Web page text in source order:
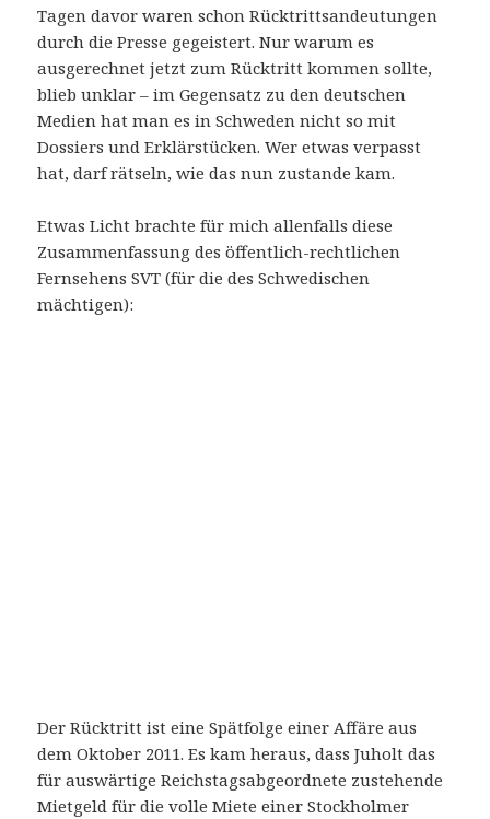
Tagen davor waren schon Rücktrittsandeutungen
durch die Presse gegeistert. Nur warum es
ausgerechnet jetzt zum Rücktritt kommen sollte,
blieb unklar – im Gegensatz zu den deutschen
Medien hat man es in Schweden nicht so mit
Dossiers und Erklärstücken. Wer etwas verpasst
hat, darf rätseln, wie das nun zustande kam.
Etwas Licht brachte für mich allenfalls diese
Zusammenfassung des öffentlich-rechtlichen
Fernsehens SVT (für die des Schwedischen
mächtigen):
Der Rücktritt ist eine Spätfolge einer Affäre aus
dem Oktober 2011. Es kam heraus, dass Juholt das
für auswärtige Reichstagsabgeordnete zustehende
Mietgeld für die volle Miete einer Stockholmer